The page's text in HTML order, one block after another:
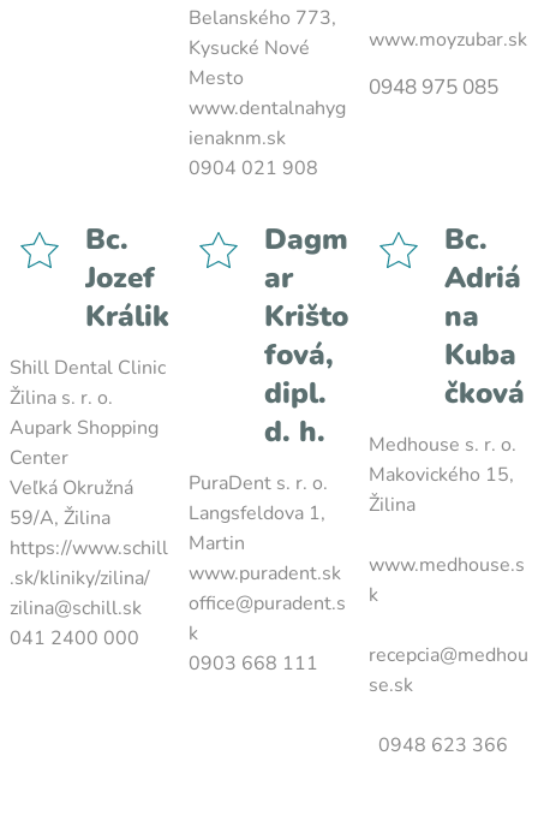
Belanského 773,
Kysucké Nové
Mesto
www.dentalnahyg
ienaknm.sk
0904 021 908
www.moyzubar.sk
0948 975 085
Bc.
Jozef
Králik
Shill Dental Clinic
Žilina s. r. o.
Aupark Shopping
Center
Veľká Okružná
59/A, Žilina
https://www.schill
.sk/kliniky/zilina/
zilina@schill.sk
041 2400 000
Dagm
ar
Krišto
fová,
dipl.
d. h.
PuraDent s. r. o.
Langsfeldova 1,
Martin
www.puradent.sk
office@puradent.s
k
0903 668 111
Bc.
Adriá
na
Kuba
čková
Medhouse s. r. o.
Makovického 15,
Žilina
www.medhouse.s
k
recepcia@medhou
se.sk
0948 623 366